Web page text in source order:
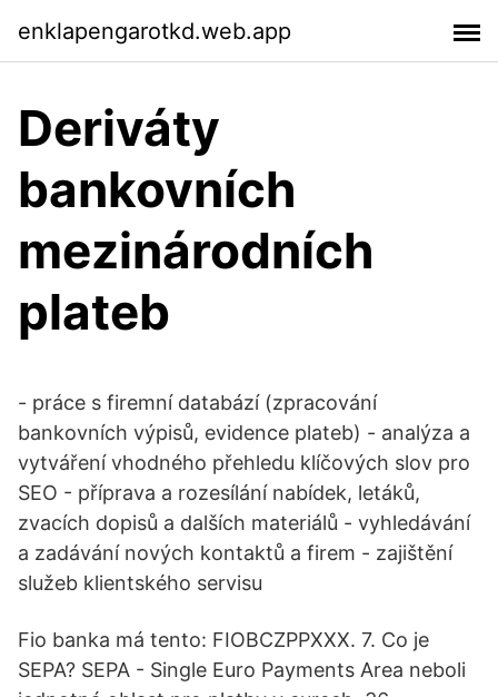
enklapengarotkd.web.app
Deriváty
bankovních
mezinárodních
plateb
- práce s firemní databází (zpracování
bankovních výpisů, evidence plateb) - analýza a
vytváření vhodného přehledu klíčových slov pro
SEO - příprava a rozesílání nabídek, letáků,
zvacích dopisů a dalších materiálů - vyhledávání
a zadávání nových kontaktů a firem - zajištění
služeb klientského servisu
Fio banka má tento: FIOBCZPPXXX. 7. Co je
SEPA? SEPA - Single Euro Payments Area neboli